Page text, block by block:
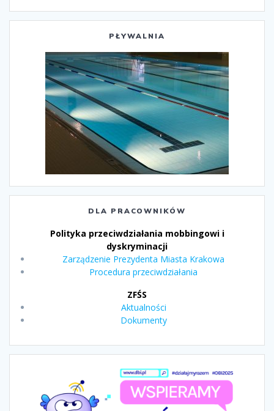
PŁYWALNIA
DLA PRACOWNIKÓW
Polityka przeciwdziałania mobbingowi i
dyskryminacji
Zarządzenie Prezydenta Miasta Krakowa
Procedura przeciwdziałania
ZFŚS
Aktualności
Dokumenty